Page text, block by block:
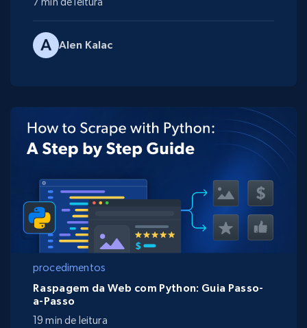
Alen Kalac
procedimentos
Raspagem da Web com Python: Guia Passo-
a-Passo
19 min de leitura